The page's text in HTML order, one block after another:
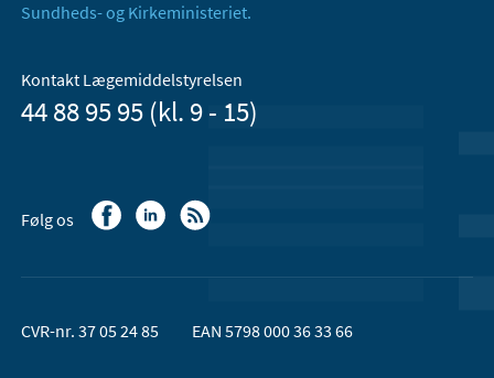
Sundheds- og Kirkeministeriet.
Kontakt Lægemiddelstyrelsen
44 88 95 95 (kl. 9 - 15)
Følg os
CVR-nr. 37 05 24 85 EAN 5798 000 36 33 66